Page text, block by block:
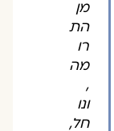
מן
הת
רו
מה
,
ונו
חל,